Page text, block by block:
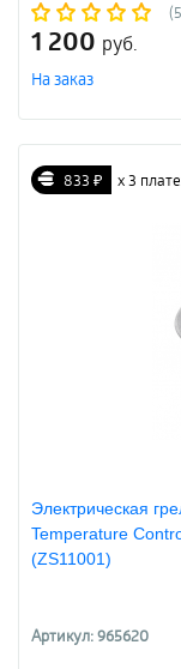
1 200 руб.
На заказ
833 ₽ х 3
Электрическая
Temperature
(ZS11001)
Артикул: 965620